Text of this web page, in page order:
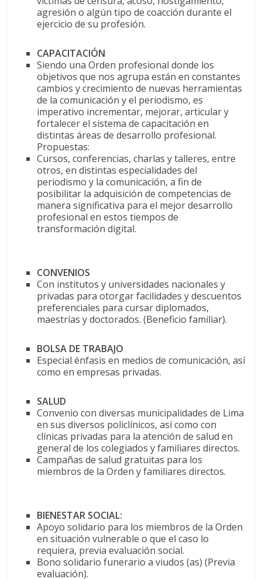
agresión o algún tipo de coacción durante el
ejercicio de su profesión.
CAPACITACIÓN
Siendo una Orden profesional donde los
objetivos que nos agrupa están en constantes
cambios y crecimiento de nuevas herramientas
de la comunicación y el periodismo, es
imperativo incrementar, mejorar, articular y
fortalecer el sistema de capacitación en
distintas áreas de desarrollo profesional.
Propuestas:
Cursos, conferencias, charlas y talleres, entre
otros, en distintas especialidades del
periodismo y la comunicación, a fin de
posibilitar la adquisición de competencias de
manera significativa para el mejor desarrollo
profesional en estos tiempos de
transformación digital.
CONVENIOS
Con institutos y universidades nacionales y
privadas para otorgar facilidades y descuentos
preferenciales para cursar diplomados,
maestrías y doctorados. (Beneficio familiar).
BOLSA DE TRABAJO
Especial énfasis en medios de comunicación, así
como en empresas privadas.
SALUD
Convenio con diversas municipalidades de Lima
en sus diversos policlínicos, así como con
clínicas privadas para la atención de salud en
general de los colegiados y familiares directos.
Campañas de salud gratuitas para los
miembros de la Orden y familiares directos.
BIENESTAR SOCIAL:
Apoyo solidario para los miembros de la Orden
en situación vulnerable o que el caso lo
requiera, previa evaluación social.
Bono solidario funerario a viudos (as) (Previa
evaluación).